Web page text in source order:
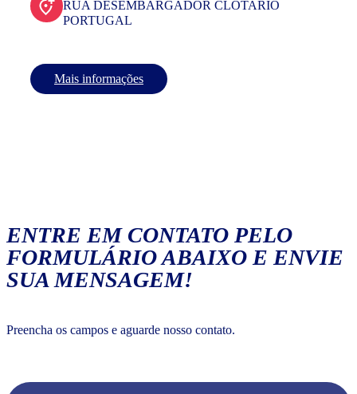
RUA DESEMBARGADOR CLOTARIO
PORTUGAL
Mais informações
ENTRE EM CONTATO PELO
FORMULÁRIO ABAIXO E ENVIE
SUA MENSAGEM!
Preencha os campos e aguarde nosso contato.